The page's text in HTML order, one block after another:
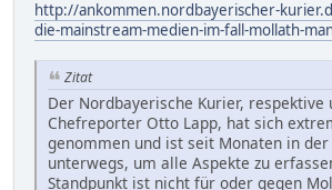
http://ankommen.nordbayerischer-
die-mainstream-medien-im-fall-mollath-
Zitat
Der Nordbayerische Kurier, respektive
Chefreporter Otto Lapp, hat sich
genommen und ist seit Monaten in der
unterwegs, um alle Aspekte zu
Standpunkt ist nicht für oder gegen